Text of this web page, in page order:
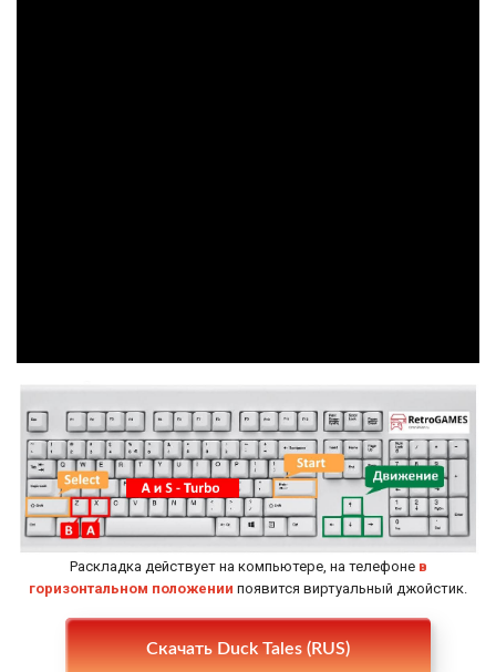
Настройки
Раскладка действует на компьютере, на телефоне в
горизонтальном положении появится виртуальный джойстик.
Скачать Duck Tales (RUS)